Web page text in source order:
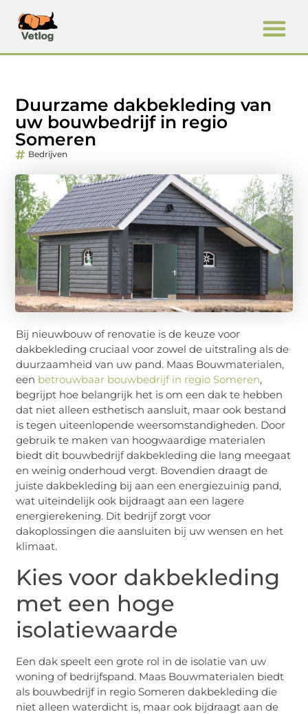
Duurzame dakbekleding van
uw bouwbedrijf in regio
Someren
Bedrijven
Bij nieuwbouw of renovatie is de keuze voor
dakbekleding cruciaal voor zowel de uitstraling als de
duurzaamheid van uw pand. Maas Bouwmaterialen,
een betrouwbaar bouwbedrijf in regio Someren,
begrijpt hoe belangrijk het is om een dak te hebben
dat niet alleen esthetisch aansluit, maar ook bestand
is tegen uiteenlopende weersomstandigheden. Door
gebruik te maken van hoogwaardige materialen
biedt dit bouwbedrijf dakbekleding die lang meegaat
en weinig onderhoud vergt. Bovendien draagt de
juiste dakbekleding bij aan een energiezuinig pand,
wat uiteindelijk ook bijdraagt aan een lagere
energierekening. Dit bedrijf zorgt voor
dakoplossingen die aansluiten bij uw wensen en het
klimaat.
Kies voor dakbekleding
met een hoge
isolatiewaarde
Een dak speelt een grote rol in de isolatie van uw
woning of bedrijfspand. Maas Bouwmaterialen biedt
als bouwbedrijf in regio Someren dakbekleding die
niet alleen waterdicht is, maar ook bijdraagt aan de